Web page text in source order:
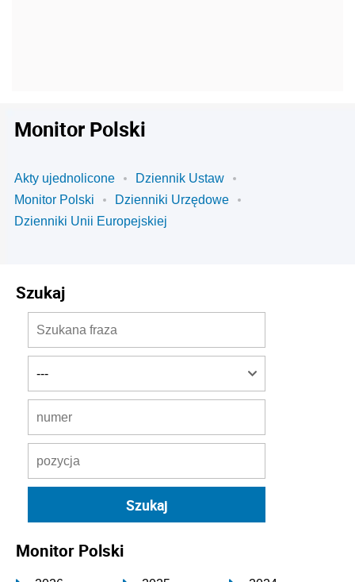
Monitor Polski
Akty ujednolicone
Dziennik Ustaw
Monitor Polski
Dzienniki Urzędowe
Dzienniki Unii Europejskiej
Szukaj
Monitor Polski